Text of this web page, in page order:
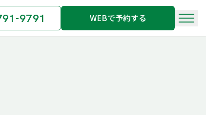
9791 WEBで予約する